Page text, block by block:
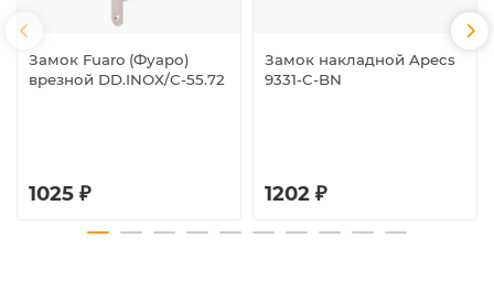
Замок Fuaro (Фуаро)
врезной DD.INOX/C-55.72
1025 ₽
Замок накладной Apecs
9331-C-BN
1202 ₽